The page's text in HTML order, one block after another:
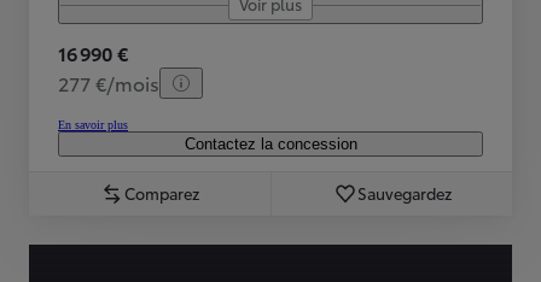
16 990 €
277 €/mois
En savoir plus
Contactez la concession
Comparez Sauvegardez